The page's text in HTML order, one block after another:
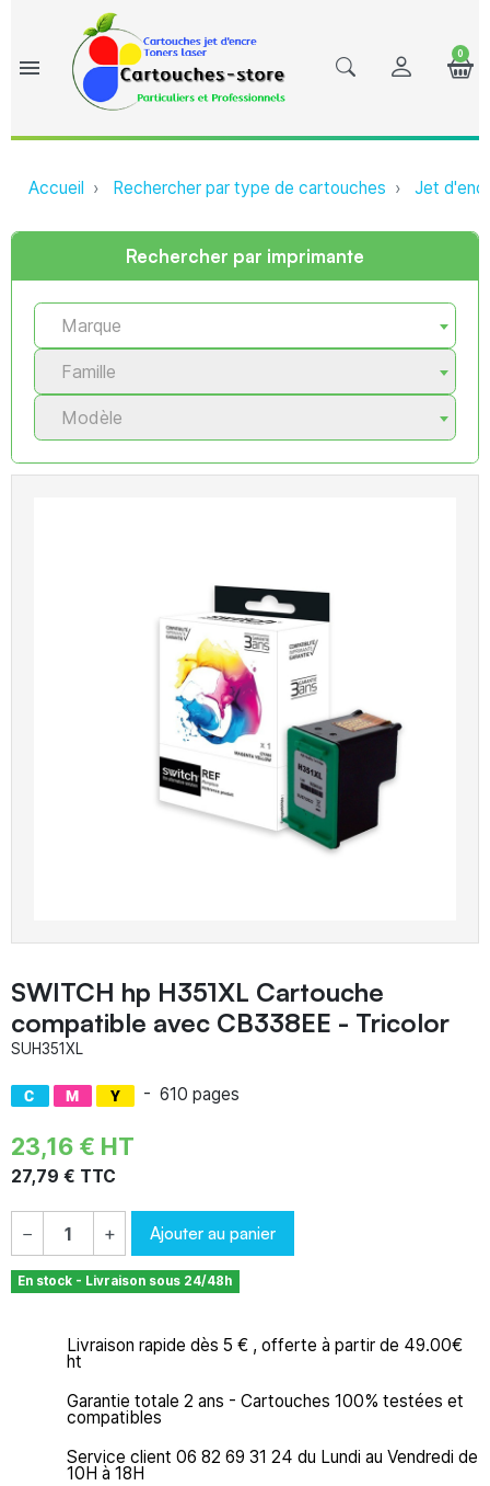
menu
0
Accueil Rechercher par type de cartouches Jet
Rechercher par imprimante
Marque
Famille
Modèle
SWITCH hp H351XL Cartouche
compatible avec CB338EE - Tricolor
SUH351XL
- 610 pages
23,16 € HT
27,79 € TTC
− + Ajouter au panier
En stock - Livraison sous 24/48h
Livraison rapide dès 5 € , offerte à partir de 49.00€
ht
Garantie totale 2 ans - Cartouches 100% testées et
compatibles
Service client 06 82 69 31 24 du Lundi au Vendredi de
10H à 18H